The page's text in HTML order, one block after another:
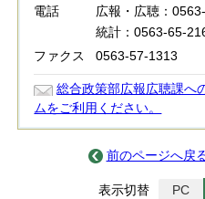
電話
広報・広聴：
統計：0563-65-
ファクス
0563-57-1313
総合政策部広報広聴課へ
ムをご利用ください。
前のページへ戻
表示切替 PC